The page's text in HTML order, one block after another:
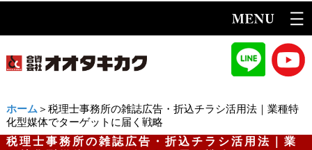
ホーム ＞税理士事務所の雑誌広告・折込チラシ活用法｜業種特
化型媒体でターゲットに届く戦略
税理士事務所の雑誌広告・折込チラシ活用法｜業